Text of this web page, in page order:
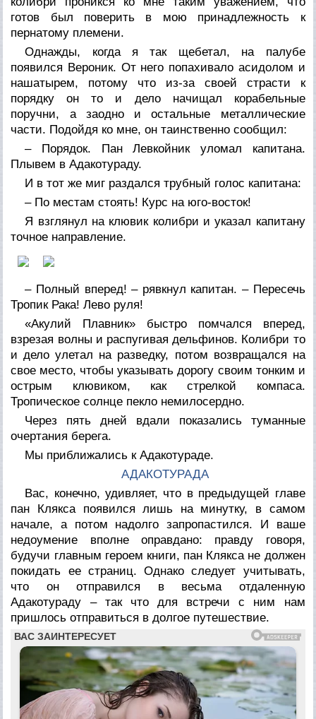
готов был поверить в мою принадлежность к
пернатому племени.
Однажды, когда я так щебетал, на палубе
появился Вероник. От него попахивало асидолом и
нашатырем, потому что из-за своей страсти к
порядку он то и дело начищал корабельные
поручни, а заодно и остальные металлические
части. Подойдя ко мне, он таинственно сообщил:
– Порядок. Пан Левкойник уломал капитана.
Плывем в Адакотураду.
И в тот же миг раздался трубный голос капитана:
– По местам стоять! Курс на юго-восток!
Я взглянул на клювик колибри и указал капитану
точное направление.
– Полный вперед! – рявкнул капитан. – Пересечь
Тропик Рака! Лево руля!
«Акулий Плавник» быстро помчался вперед,
взрезая волны и распугивая дельфинов. Колибри то
и дело улетал на разведку, потом возвращался на
свое место, чтобы указывать дорогу своим тонким и
острым клювиком, как стрелкой компаса.
Тропическое солнце пекло немилосердно.
Через пять дней вдали показались туманные
очертания берега.
Мы приближались к Адакотураде.
АДАКОТУРАДА
Вас, конечно, удивляет, что в предыдущей главе
пан Клякса появился лишь на минутку, в самом
начале, а потом надолго запропастился. И ваше
недоумение вполне оправдано: правду говоря,
будучи главным героем книги, пан Клякса не должен
покидать ее страниц. Однако следует учитывать,
что он отправился в весьма отдаленную
Адакотураду – так что для встречи с ним нам
пришлось отправиться в долгое путешествие.